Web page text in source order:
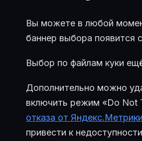
Вы можете в любой
баннер выбора появится
Выбор по файлам куки
Дополнительно можно
включить режим «Do Not
отказа от Яндекс.Метрики
привести к